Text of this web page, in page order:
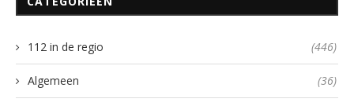
112 in de regio (446)
Algemeen (36)